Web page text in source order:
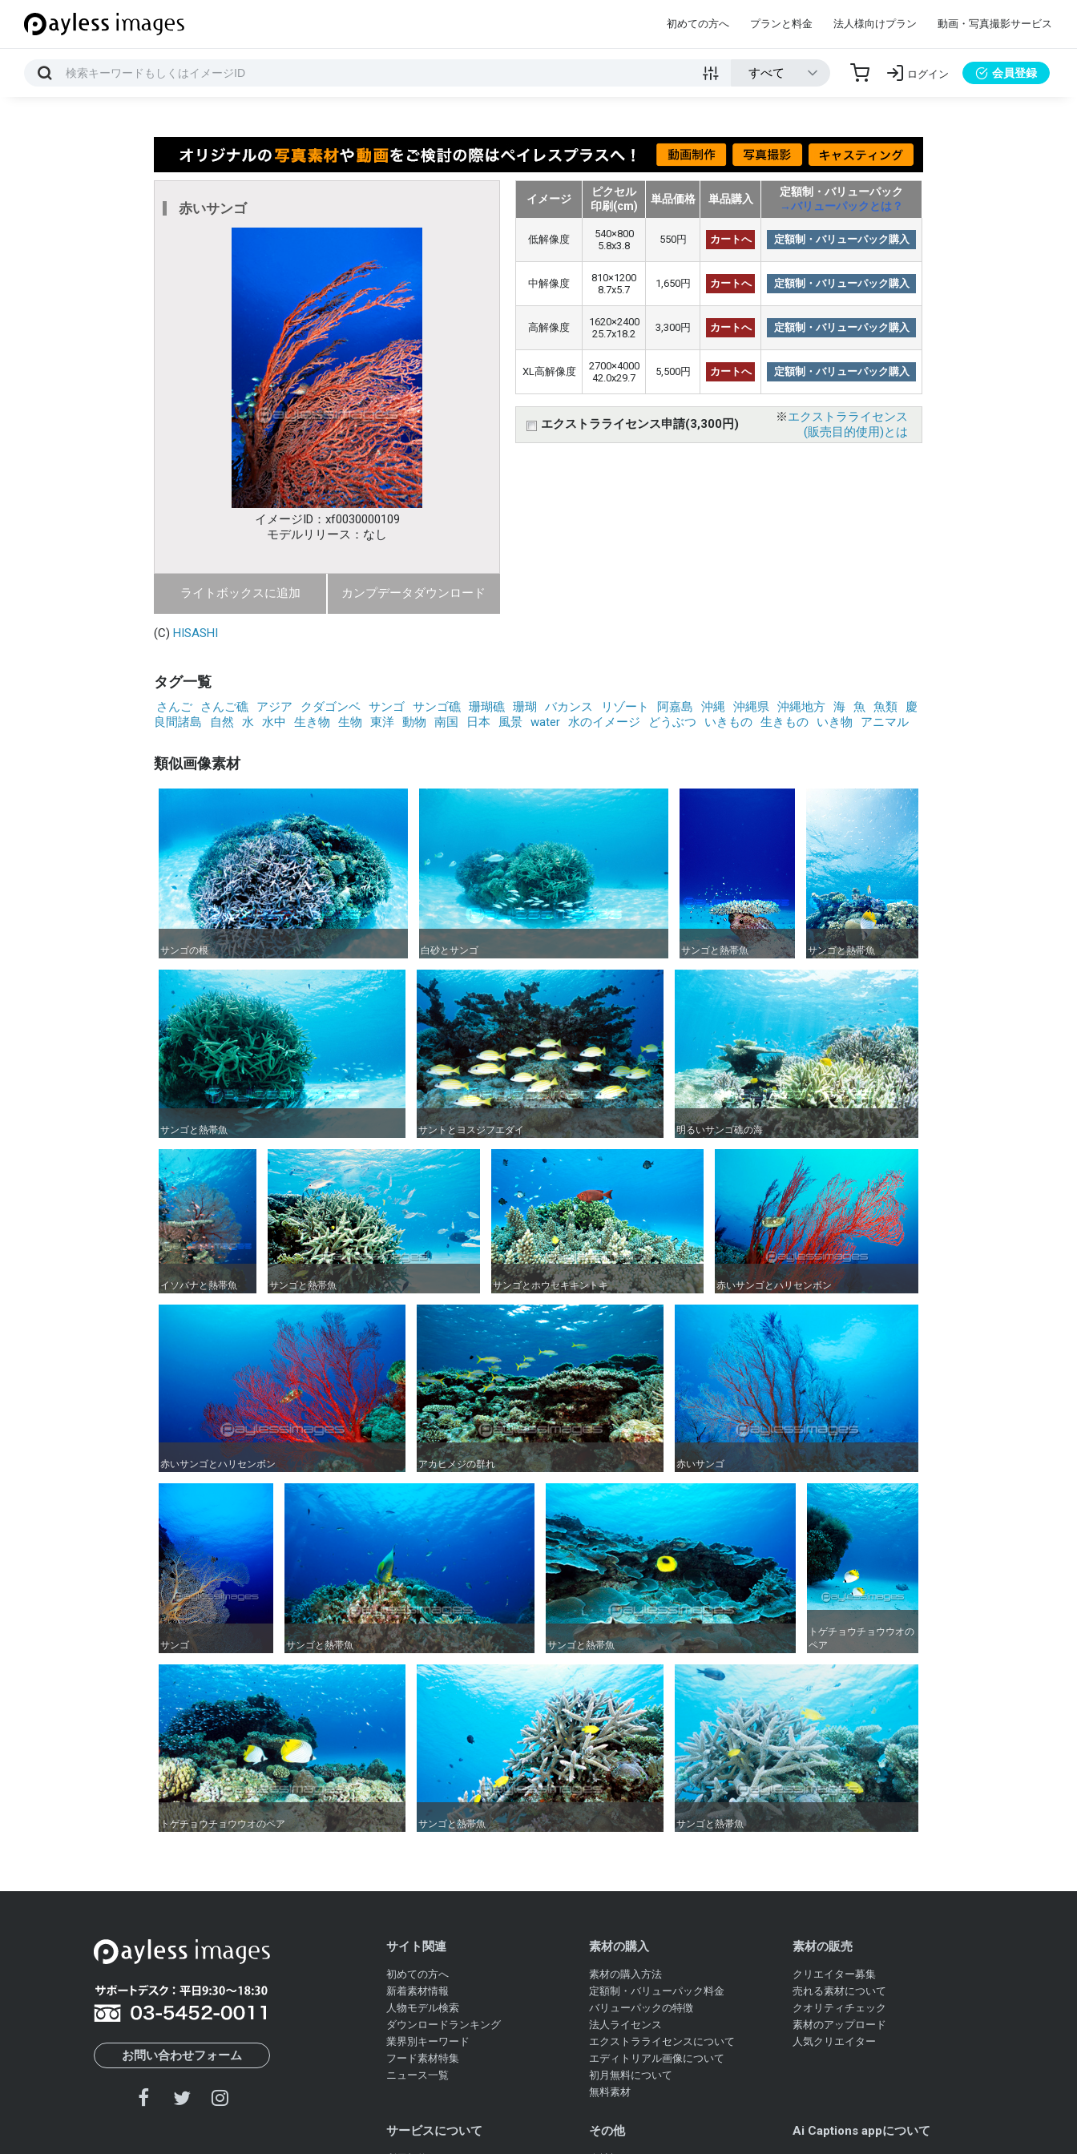
初めての方へ プランと料金 法人様向けプラン 動画・写真撮影サービス
ログイン 会員登録
赤いサンゴ
イメージID：xf0030000109
モデルリリース：なし
ライトボックスに追加 カンプデータダウンロード
イメージ
ピクセル
印刷(cm)
単品価格 単品購入
定額制・バリューパック
→バリューパックとは？
低解像度
540×800
5.8x3.8
550円 カートへ 定額制・バリューパック購入
中解像度
810×1200
8.7x5.7
1,650円 カートへ 定額制・バリューパック購入
高解像度
1620×2400
25.7x18.2
3,300円 カートへ 定額制・バリューパック購入
XL高解像度
2700×4000
42.0x29.7
5,500円 カートへ 定額制・バリューパック購入
エクストラライセンス申請(3,300円) ※エクストラライセンス
(販売目的使用)とは
(C) HISASHI
タグ一覧
さんご さんご礁 アジア クダゴンベ サンゴ サンゴ礁 珊瑚礁 珊瑚 バカンス リゾート 阿嘉島 沖縄 沖縄県 沖縄地方 海 魚 魚類
慶
良間諸島
自然 水 水中 生き物 生物 東洋 動物 南国 日本 風景 water 水のイメージ どうぶつ いきもの 生きもの いき物 アニマル
類似画像素材
サンゴの根
サンゴの根 白砂とサンゴ
白砂とサンゴ サンゴと熱帯魚
サンゴと熱帯魚 サンゴと熱帯魚
サンゴと熱帯魚
サンゴと熱帯魚
サンゴと熱帯魚 サントとヨスジフエダイ
サントとヨスジフエダイ 明るいサンゴ礁の海
明るいサンゴ礁の海
イソバナと熱帯魚
イソバナと熱帯魚 サンゴと熱帯魚
サンゴと熱帯魚 サンゴとホウセキキントキ
サンゴとホウセキキントキ 赤いサンゴとハリセンボン
赤いサンゴとハリセンボン
赤いサンゴとハリセンボン
赤いサンゴとハリセンボン アカヒメジの群れ
アカヒメジの群れ 赤いサンゴ
赤いサンゴ
サンゴ
サンゴ サンゴと熱帯魚
サンゴと熱帯魚 サンゴと熱帯魚
サンゴと熱帯魚
トゲチョウチョウウオの
ペア
トゲチョウチョウウオの
ペア
トゲチョウチョウウオのペア
トゲチョウチョウウオのペア サンゴと熱帯魚
サンゴと熱帯魚 サンゴと熱帯魚
サンゴと熱帯魚
お問い合わせフォーム
サイト関連
初めての方へ
新着素材情報
人物モデル検索
ダウンロードランキング
業界別キーワード
フード素材特集
ニュース一覧
素材の購入
素材の購入方法
定額制・バリューパック料金
バリューパックの特徴
法人ライセンス
エクストラライセンスについて
エディトリアル画像について
初月無料について
無料素材
素材の販売
クリエイター募集
売れる素材について
クオリティチェック
素材のアップロード
人気クリエイター
サービスについて その他 Ai Captions appについて